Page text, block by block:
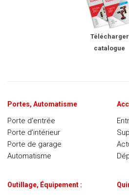
Télécharger
catalogue
Portes, Automatisme
Porte d'entrée
Porte d’intérieur
Porte de garage
Automatisme
Outillage, Équipement :